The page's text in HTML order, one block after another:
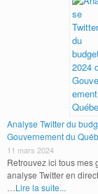
Analyse Twitter du
Gouvernement du
11 mars 2024
Retrouvez ici tous mes
analyse Twitter en
…Lire la suite...